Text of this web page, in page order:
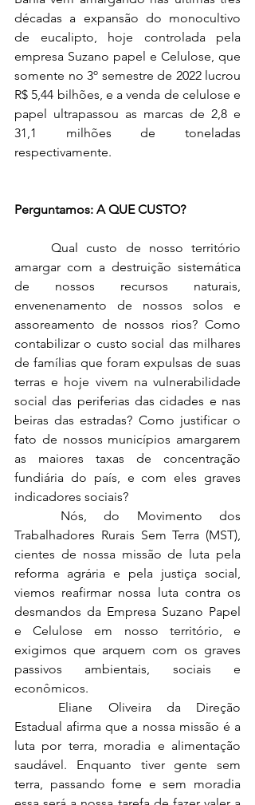
décadas a expansão do monocultivo
de eucalipto, hoje controlada pela
empresa Suzano papel e Celulose, que
somente no 3º semestre de 2022 lucrou
R$ 5,44 bilhões, e a venda de celulose e
papel ultrapassou as marcas de 2,8 e
31,1 milhões de toneladas
respectivamente.
Perguntamos: A QUE CUSTO?
	Qual custo de nosso território
amargar com a destruição sistemática
de nossos recursos naturais,
envenenamento de nossos solos e
assoreamento de nossos rios? Como
contabilizar o custo social das milhares
de famílias que foram expulsas de suas
terras e hoje vivem na vulnerabilidade
social das periferias das cidades e nas
beiras das estradas? Como justificar o
fato de nossos municípios amargarem
as maiores taxas de concentração
fundiária do país, e com eles graves
indicadores sociais?
Trabalhadores Rurais Sem Terra (MST),
cientes de nossa missão de luta pela
reforma agrária e pela justiça social,
viemos reafirmar nossa luta contra os
desmandos da Empresa Suzano Papel
e Celulose em nosso território, e
exigimos que arquem com os graves
passivos ambientais, sociais e
econômicos.
Estadual afirma que a nossa missão é a
luta por terra, moradia e alimentação
saudável. Enquanto tiver gente sem
terra, passando fome e sem moradia